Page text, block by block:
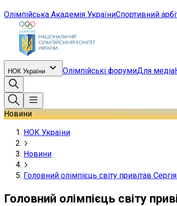
Олімпійська Академія УкраїниСпортивний
НОК України Олімпійські форумиДля медіа
Новини
НОК України
Новини
Головний олімпієць світу привітав
Головний олімпієць світу